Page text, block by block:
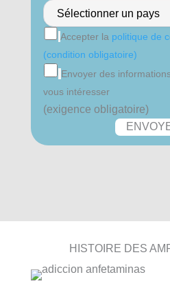
Accepter la politique de
(condition obligatoire)
Envoyer des
vous intéresser
(exigence obligatoire)
HISTOIRE DES